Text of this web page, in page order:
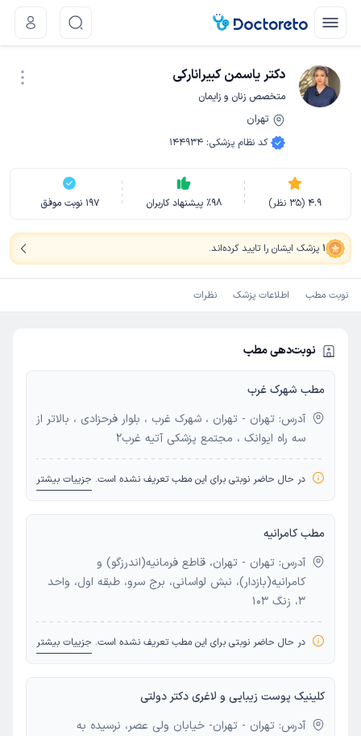
دکتر یاسمن کبیرانارکی
متخصص زنان و زایمان
تهران
کد نظام پزشکی:
144934
4.9
(
35 نظر) ٪98 پیشنهاد کاربران 197 نوبت موفق
1 پزشک ایشان را تایید کرده‌اند.
نوبت مطب اطلاعات پزشک نظرات
نوبت‌دهی مطب
مطب شهرک غرب
آدرس: تهران - تهران ، شهرک غرب ، بلوار فرحزادی ، بالاتر از
سه راه ایوانک ، مجتمع پزشکی آتیه غرب2
در حال حاضر نوبتی برای این مطب تعریف نشده است. جزییات بیشتر
مطب کامرانیه
آدرس: تهران - تهران، قاطع فرمانیه(اندرزگو) و
کامرانیه(بازدار)، نبش لواسانی، برج سرو، طبقه اول، واحد
3، زنگ 103
در حال حاضر نوبتی برای این مطب تعریف نشده است. جزییات بیشتر
کلینیک پوست زیبایی و لاغری دکتر دولتی
آدرس: تهران - تهران- خیابان ولی عصر، نرسیده به